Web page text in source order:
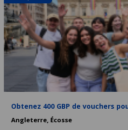
Obtenez 400 GBP de vouchers
Angleterre, Écosse